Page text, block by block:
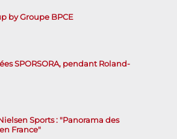
by Groupe BPCE
SPORSORA, pendant Roland-
Sports : "Panorama des
France"